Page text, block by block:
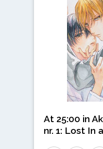
At 25:00 in
nr. 1: Lost In